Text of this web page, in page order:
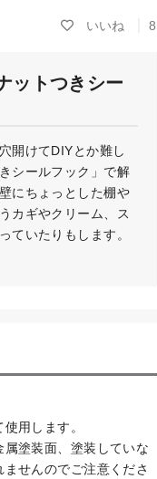
8
ットつきシー
開けてDIYとか難し
シールフック」で解
にちょっとした棚や
カギやクリーム、ス
ていたりもします。
用します。
塗装面、塗装していな
せんのでご注意くださ